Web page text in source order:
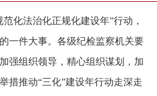
化法治化正规化建设年”行动，
一件大事。各级纪检监察机关要
强组织领导，精心组织谋划，加
措推动“三化”建设年行动走深走